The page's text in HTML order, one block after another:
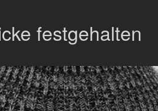
festgehalten